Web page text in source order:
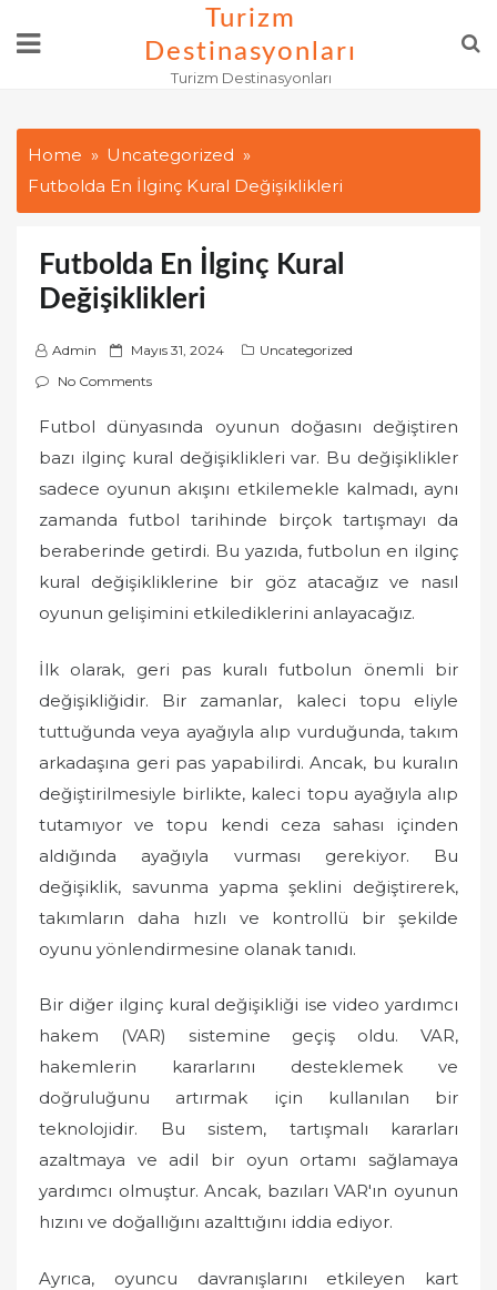
Turizm
Destinasyonları
Turizm Destinasyonları
Home
Uncategorized
Futbolda En İlginç Kural Değişiklikleri
Futbolda En İlginç Kural
Değişiklikleri
Admin
P
o
t
e
d
Mayıs 31, 2024
Uncategorized
No Comments
Futbol dünyasında oyunun doğasını değiştiren
bazı ilginç kural değişiklikleri var. Bu değişiklikler
sadece oyunun akışını etkilemekle kalmadı, aynı
zamanda futbol tarihinde birçok tartışmayı da
beraberinde getirdi. Bu yazıda, futbolun en ilginç
kural değişikliklerine bir göz atacağız ve nasıl
oyunun gelişimini etkilediklerini anlayacağız.
İlk olarak, geri pas kuralı futbolun önemli bir
değişikliğidir. Bir zamanlar, kaleci topu eliyle
tuttuğunda veya ayağıyla alıp vurduğunda, takım
arkadaşına geri pas yapabilirdi. Ancak, bu kuralın
değiştirilmesiyle birlikte, kaleci topu ayağıyla alıp
tutamıyor ve topu kendi ceza sahası içinden
aldığında ayağıyla vurması gerekiyor. Bu
değişiklik, savunma yapma şeklini değiştirerek,
takımların daha hızlı ve kontrollü bir şekilde
oyunu yönlendirmesine olanak tanıdı.
Bir diğer ilginç kural değişikliği ise video yardımcı
hakem (VAR) sistemine geçiş oldu. VAR,
hakemlerin kararlarını desteklemek ve
doğruluğunu artırmak için kullanılan bir
teknolojidir. Bu sistem, tartışmalı kararları
azaltmaya ve adil bir oyun ortamı sağlamaya
yardımcı olmuştur. Ancak, bazıları VAR'ın oyunun
hızını ve doğallığını azalttığını iddia ediyor.
Ayrıca, oyuncu davranışlarını etkileyen kart